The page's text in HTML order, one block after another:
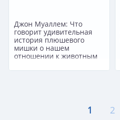
Джон Муаллем: Что
говорит удивительная
история плюшевого
мишки о нашем
отношении к животным
1 2